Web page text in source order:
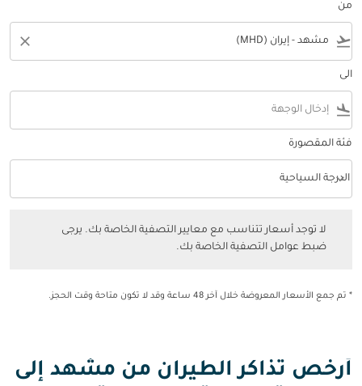
من
flight_takeoff
close
الى
flight_land
فئة المقصورة
فئة المقصورة option الدرجة السياحية Selected
الدرجة السياحية
keyboard_arrow_down
لا توجد أسعار تتناسب مع معايير التصفية الخاصة بك. يرجى
ضبط عوامل التصفية الخاصة بك.
* تم جمع الأسعار المعروضة خلال آخر 48 ساعة وقد لا تكون متاحة وقت الحجز.
أرخص تذاكر الطيران من مشهد إلى